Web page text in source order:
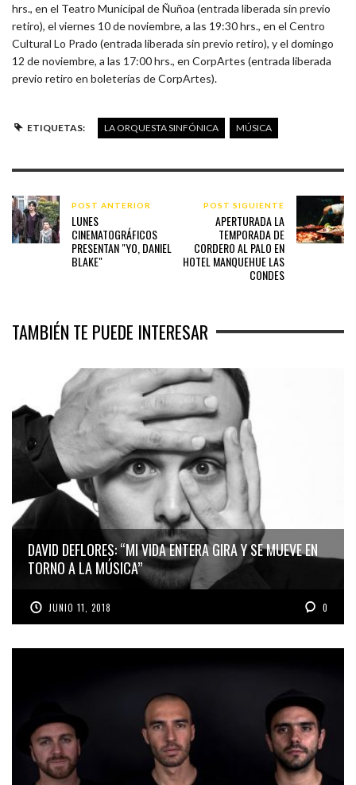
hrs., en el Teatro Municipal de Ñuñoa (entrada liberada sin previo
retiro), el viernes 10 de noviembre, a las 19:30 hrs., en el Centro
Cultural Lo Prado (entrada liberada sin previo retiro), y el domingo
12 de noviembre, a las 17:00 hrs., en CorpArtes (entrada liberada
previo retiro en boleterías de CorpArtes).
ETIQUETAS: LA ORQUESTA SINFÓNICA MÚSICA
POST ANTERIOR
LUNES
CINEMATOGRÁFICOS
PRESENTAN "YO, DANIEL
BLAKE"
POST SIGUIENTE
APERTURADA LA
TEMPORADA DE
CORDERO AL PALO EN
HOTEL MANQUEHUE LAS
CONDES
TAMBIÉN TE PUEDE INTERESAR
DAVID DEFLORES: “MI VIDA ENTERA GIRA Y SE MUEVE EN
TORNO A LA MÚSICA”
JUNIO 11, 2018 0